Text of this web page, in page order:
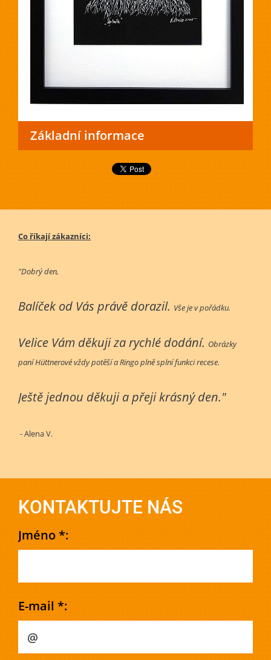
Základní informace
Co říkají zákazníci:
"Dobrý den,
Balíček od Vás právě dorazil. Vše je v pořádku.
Velice Vám děkuji za rychlé dodání. Obrázky
paní Hüttnerové vždy potěší a Ringo plně splní funkci recese.
Ještě jednou děkuji a přeji krásný den."
- Alena V.
KONTAKTUJTE NÁS
Jméno *:
E-mail *: